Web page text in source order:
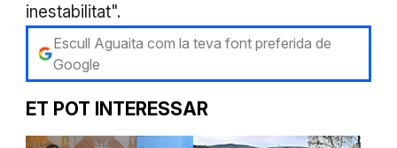
inestabilitat".
Escull Aguaita com la teva font preferida de
Google
ET POT INTERESSAR